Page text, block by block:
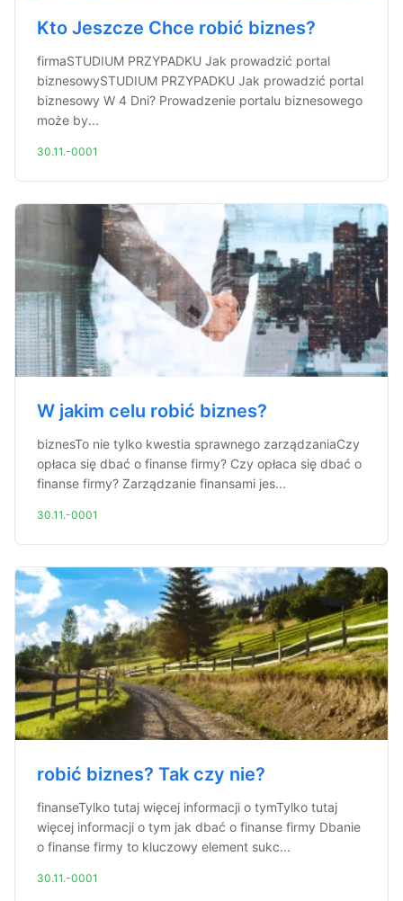
Kto Jeszcze Chce robić biznes?
firmaSTUDIUM PRZYPADKU Jak prowadzić portal
biznesowySTUDIUM PRZYPADKU Jak prowadzić portal
biznesowy W 4 Dni? Prowadzenie portalu biznesowego
może by...
30.11.-0001
W jakim celu robić biznes?
biznesTo nie tylko kwestia sprawnego zarządzaniaCzy
opłaca się dbać o finanse firmy? Czy opłaca się dbać o
finanse firmy? Zarządzanie finansami jes...
30.11.-0001
robić biznes? Tak czy nie?
finanseTylko tutaj więcej informacji o tymTylko tutaj
więcej informacji o tym jak dbać o finanse firmy Dbanie
o finanse firmy to kluczowy element sukc...
30.11.-0001